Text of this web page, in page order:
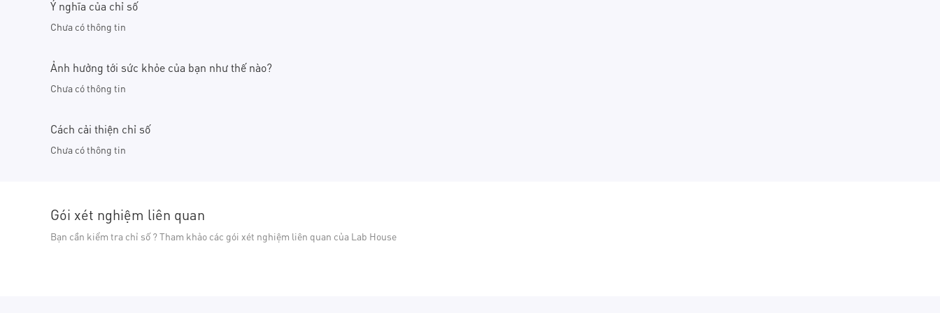
Ý nghĩa của chỉ số
Chưa có thông tin
Ảnh hưởng tới sức khỏe của bạn như thế nào?
Chưa có thông tin
Cách cải thiện chỉ số
Chưa có thông tin
Gói xét nghiệm liên quan
Bạn cần kiểm tra chỉ số ? Tham khảo các gói xét nghiệm liên quan của Lab House